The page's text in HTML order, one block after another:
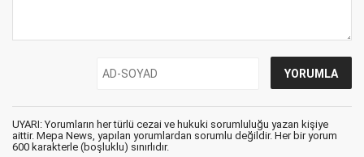
UYARI: Yorumların her türlü cezai ve hukuki sorumluluğu yazan kişiye
aittir. Mepa News, yapılan yorumlardan sorumlu değildir. Her bir yorum
600 karakterle (boşluklu) sınırlıdır.